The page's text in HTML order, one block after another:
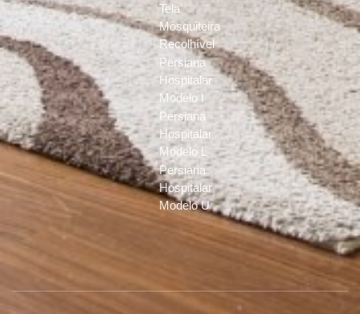
Tela
Mosquiteira
Recolhível
Persiana
Hospitalar
Modelo I
Persiana
Hospitalar
Modelo L
Persiana
Hospitalar
Modelo U